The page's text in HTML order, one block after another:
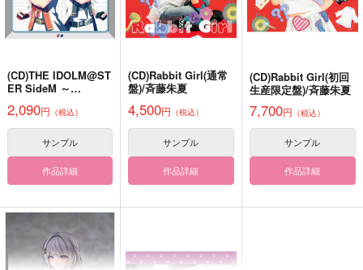
RABBIT PANIC
花と庭
（税込）
円堂守×基山ヒロト
作品詳細
FLOWER RABBIT
室町ギムナジウム
（税込）
七松小平太×平滝夜叉丸
知らない気持ち／甘く
て苦い
KKY
330
鏡音レン×KAITO
(CD)THE IDOLM@ST
ER SideM ～
GE We are 315！
～ MONTHLY THEME
SONG 02 神速一魂
2,090円 （税込）
サンプル
作品詳細
(CD)Rabbit Girl(通常
盤)/斉藤朱夏
4,500円 （税込）
サンプル
作品詳細
(CD)Rabbit Girl(初回
生産限定盤)/斉藤朱夏
7,700円 （税込）
サンプル
作品詳細